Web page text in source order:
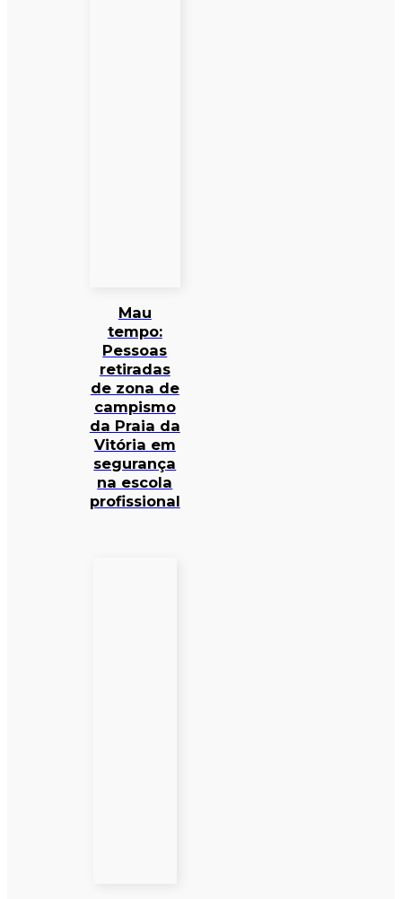
Mau
tempo:
Pessoas
retiradas
de zona de
campismo
da Praia da
Vitória em
segurança
na escola
profissional